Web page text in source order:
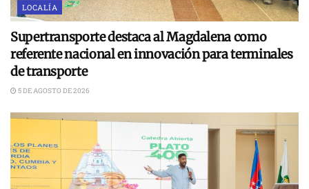
LOCALÍA
Supertransporte destaca al Magdalena como
referente nacional en innovación para terminales
de transporte
5 DE AGOSTO DE 2026